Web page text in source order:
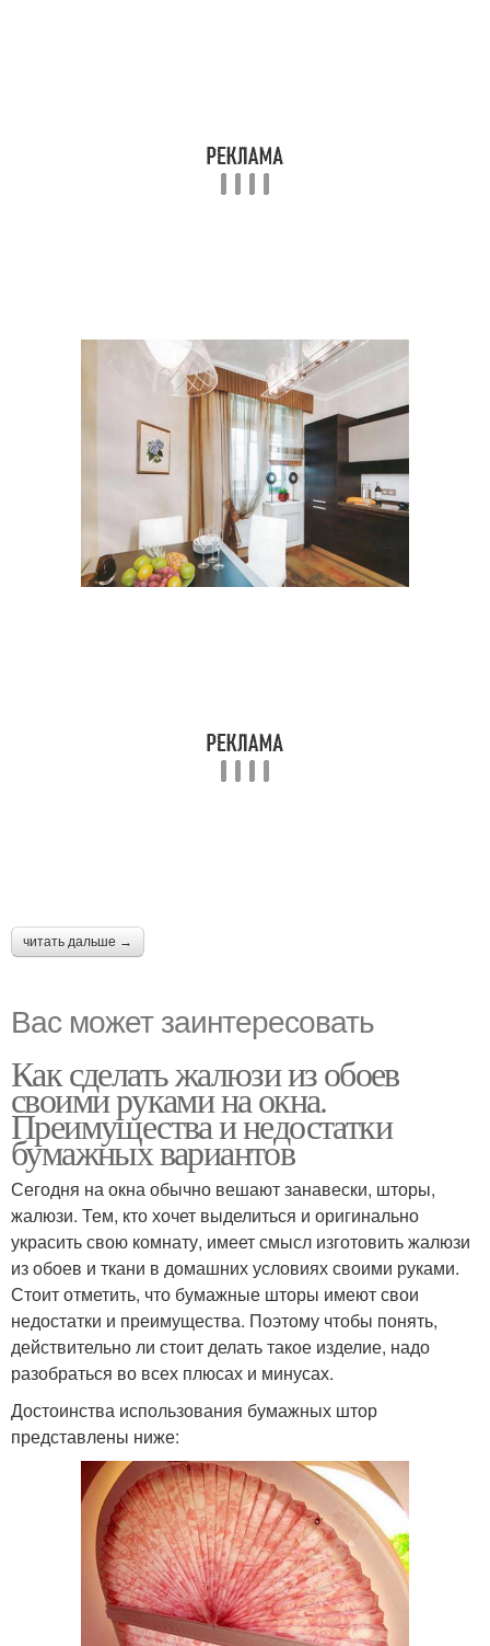
читать дальше →
Вас может заинтересовать
Как сделать жалюзи из обоев
своими руками на окна.
Преимущества и недостатки
бумажных вариантов
Сегодня на окна обычно вешают занавески, шторы,
жалюзи. Тем, кто хочет выделиться и оригинально
украсить свою комнату, имеет смысл изготовить жалюзи
из обоев и ткани в домашних условиях своими руками.
Стоит отметить, что бумажные шторы имеют свои
недостатки и преимущества. Поэтому чтобы понять,
действительно ли стоит делать такое изделие, надо
разобраться во всех плюсах и минусах.
Достоинства использования бумажных штор
представлены ниже: